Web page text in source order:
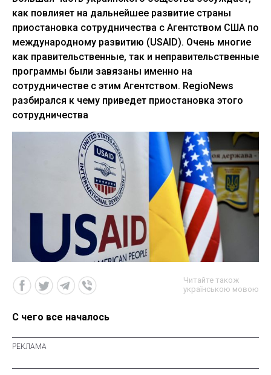
как повлияет на дальнейшее развитие страны
приостановка сотрудничества с Агентством США по
международному развитию (USAID). Очень многие
как правительственные, так и неправительственные
программы были завязаны именно на
сотрудничестве с этим Агентством. RegioNews
разбирался к чему приведет приостановка этого
сотрудничества
Читайте також
українською мовою
С чего все началось